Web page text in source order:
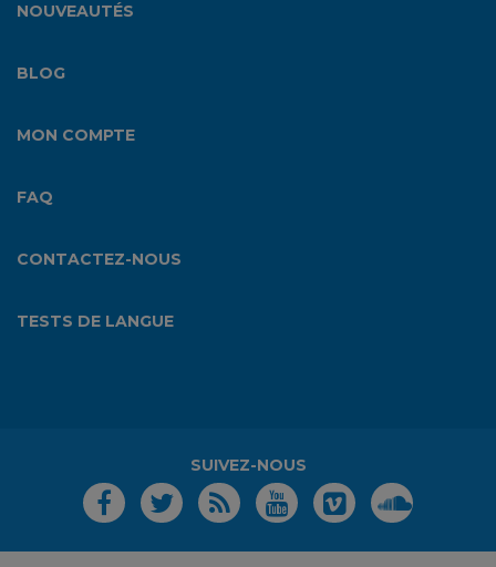
NOUVEAUTÉS
BLOG
MON COMPTE
FAQ
CONTACTEZ-NOUS
TESTS DE LANGUE
SUIVEZ-NOUS